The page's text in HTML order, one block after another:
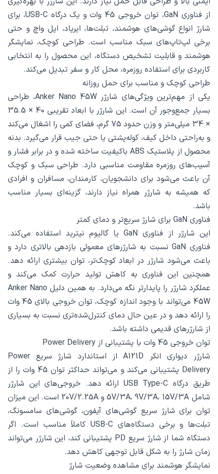
از فناوری GaN، توان خروجی 45 وات و یک درگاه USB-C، برای
شارژ انواع گوشی‌های هوشمند، تبلت‌ها، ایرپاد، اپل واچ و حتی
برخی لپ‌تاپ‌های سبک مناسب است. طراحی کوچک، نمایشگر
هوشمند و قابلیت تشخیص دستگاه، این محصول را به انتخابی
کاربردی برای استفاده روزمره، محل کار و سفر تبدیل می‌کند.
طراحی کوچک و مناسب برای حمل روزانه
یکی از مهم‌ترین ویژگی‌های شارژر Anker Nano 45W، طراحی
بسیار جمع‌وجور آن است. این شارژر با ابعاد تقریبی 40 × 35.5
× 34 میلی‌متر و وزن حدود 75 گرم، فضای کمی را اشغال می‌کند
و به‌راحتی داخل کیف، کوله‌پشتی یا حتی جیب قرار می‌گیرد. بدنه
محصول از پلاستیک ABS باکیفیت ساخته شده و در برابر فشار و
آسیب‌های روزمره مقاومت مناسبی دارد. طراحی سبک و کوچک
آن باعث می‌شود برای دانشجویان، کارمندان، مسافران و افرادی
که همیشه به شارژر همراه نیاز دارند، گزینه‌ای بسیار مناسب
باشد.
فناوری GaN برای شارژ سریع‌تر و دمای کمتر
این شارژر از فناوری GaN یا گالیوم نیترید استفاده می‌کند.
فناوری GaN نسبت به شارژرهای معمولی بازدهی بالاتری دارد و
باعث می‌شود شارژر در ابعاد کوچک‌تر، توان بیشتری ارائه دهد.
همچنین این فناوری به کاهش تولید حرارت کمک می‌کند و
عملکرد شارژر را پایدارتر نگه می‌دارد. به همین دلیل Anker Nano
45W می‌تواند با وجود اندازه کوچک، توان خروجی بالای 45 وات
را ارائه دهد و در عین حال دمای کنترل‌شده‌تری نسبت به بسیاری
از شارژرهای قدیمی داشته باشد.
توان خروجی 45 وات با پشتیبانی از Power Delivery
شارژر دیواری انکر A121D از استاندارد شارژ سریع Power
Delivery پشتیبانی می‌کند و می‌تواند حداکثر توان 45 وات را از
طریق درگاه USB Type-C ارائه دهد. خروجی‌های این شارژر
شامل 5V/3A، 9V/3A، 15V/3A و 20V/2.25A است. این میزان
توان برای شارژ سریع گوشی‌های آیفون، گوشی‌های سامسونگ،
تبلت‌ها و برخی دستگاه‌های USB-C کاملاً مناسب است. اگر
دستگاه شما از شارژ سریع PD پشتیبانی کند، این شارژر می‌تواند
زمان شارژ را به شکل قابل توجهی کاهش دهد.
نمایشگر هوشمند برای مشاهده وضعیت شارژ